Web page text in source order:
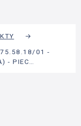
→
01 -
- PIEC…